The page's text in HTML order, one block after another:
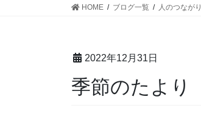
HOME ブログ一覧 人のつながり
2022年12月31日
季節のたより